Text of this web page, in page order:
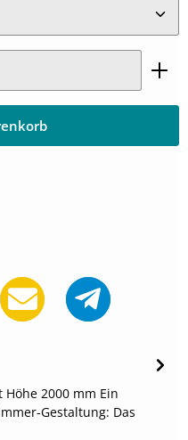
Wert ein
Höhe 2000 mm Ein
Gestaltung: Das